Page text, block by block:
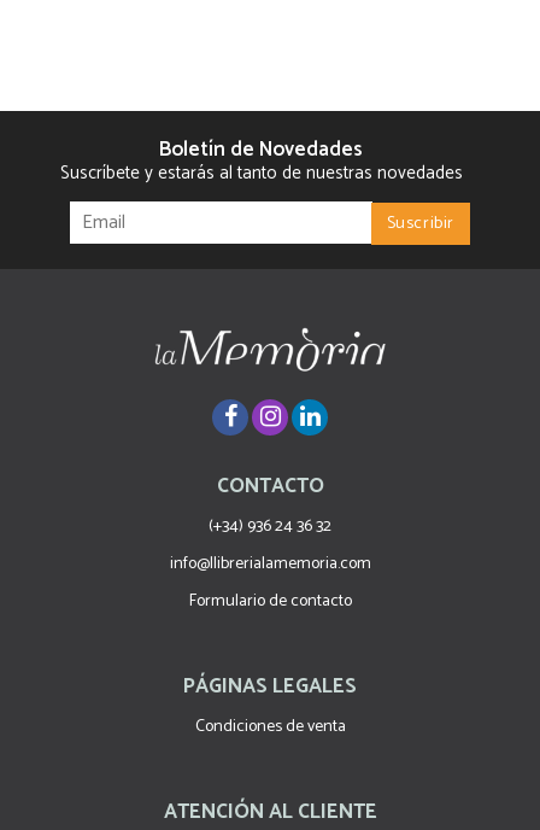
Boletín de Novedades
Suscríbete y estarás al tanto de nuestras novedades
CONTACTO
(+34) 936 24 36 32
info@llibrerialamemoria.com
Formulario de contacto
PÁGINAS LEGALES
Condiciones de venta
ATENCIÓN AL CLIENTE